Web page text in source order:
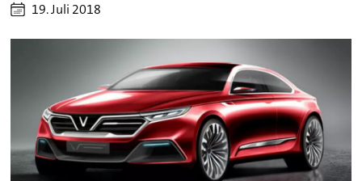
19. Juli 2018